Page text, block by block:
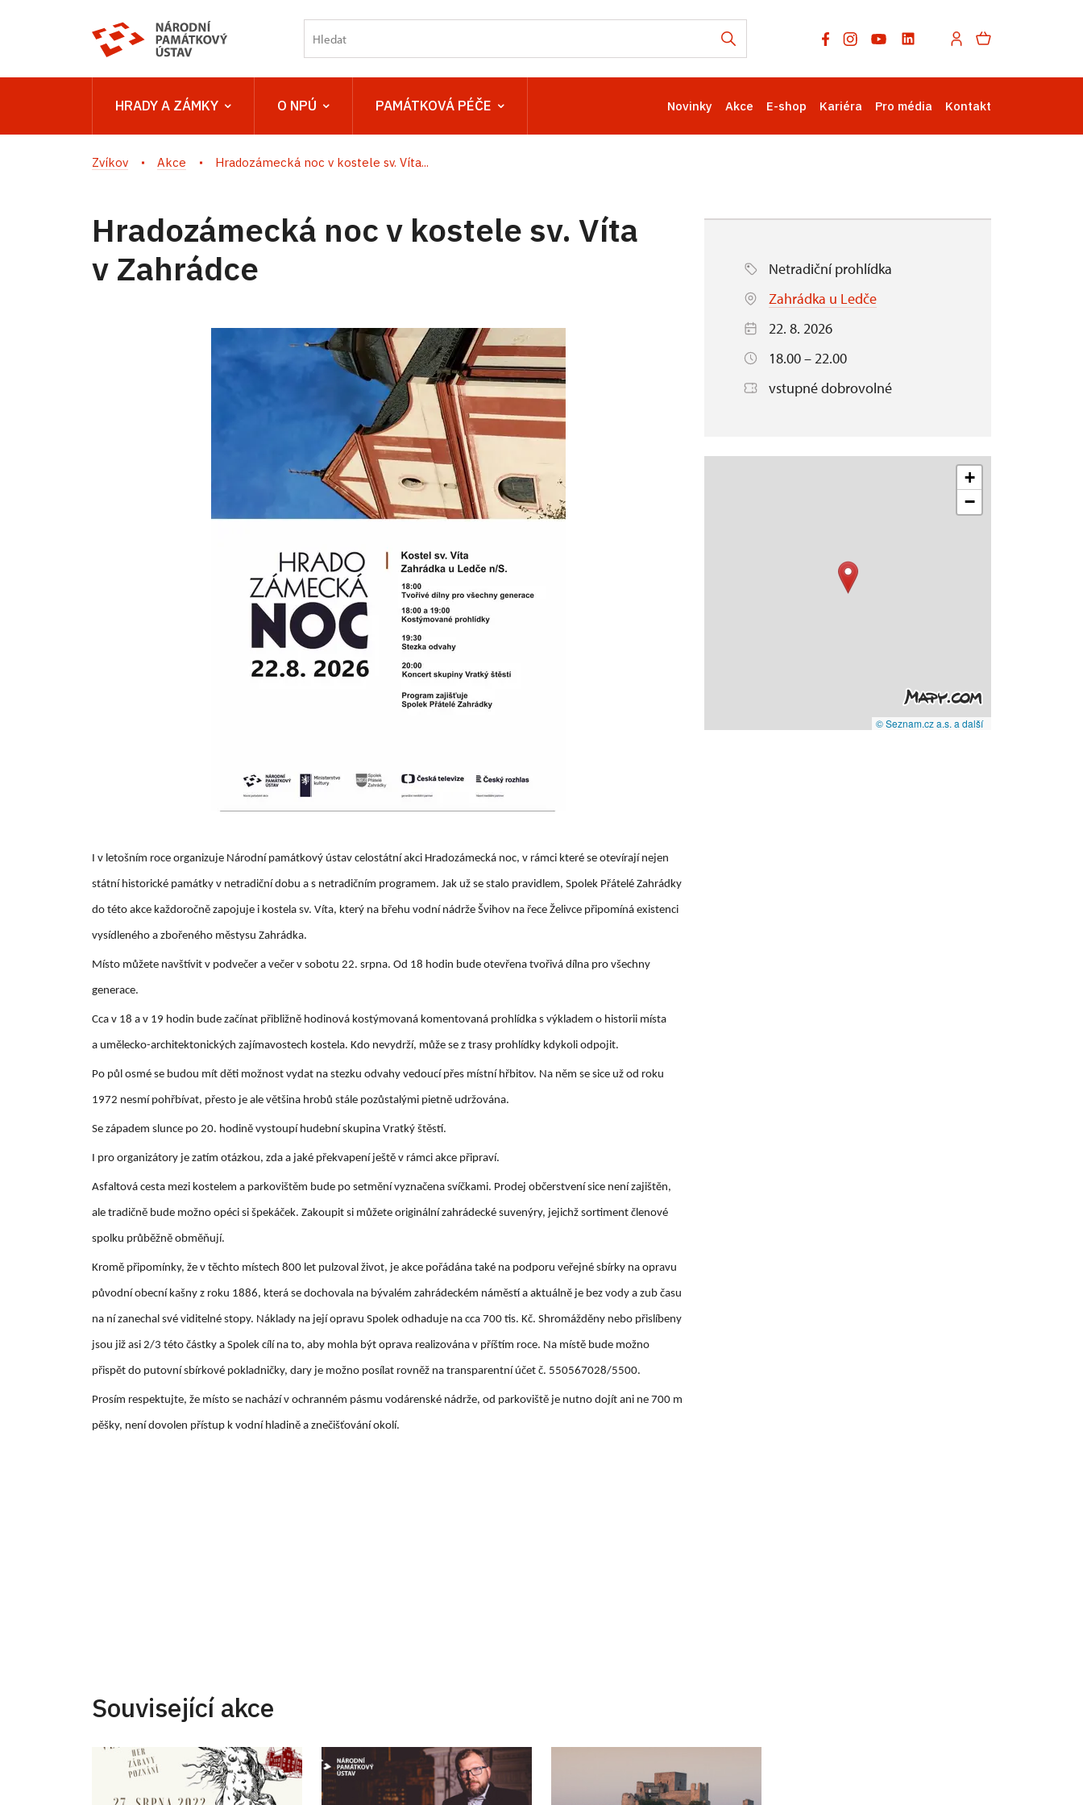
HRADY A ZÁMKY O NPÚ PAMÁTKOVÁ PÉČE Novinky Akce E-shop Kariéra Pro média Kontakt
Zvíkov Akce Hradozámecká noc v kostele sv. Víta...
Hradozámecká noc v kostele sv. Víta
v Zahrádce
I v letošním roce organizuje Národní památkový ústav celostátní akci Hradozámecká noc, v rámci které se otevírají nejen
státní historické památky v netradiční dobu a s netradičním programem. Jak už se stalo pravidlem, Spolek Přátelé Zahrádky
do této akce každoročně zapojuje i kostela sv. Víta, který na břehu vodní nádrže Švihov na řece Želivce připomíná existenci
vysídleného a zbořeného městysu Zahrádka.
Místo můžete navštívit v podvečer a večer v sobotu 22. srpna. Od 18 hodin bude otevřena tvořivá dílna pro všechny
generace.
Cca v 18 a v 19 hodin bude začínat přibližně hodinová kostýmovaná komentovaná prohlídka s výkladem o historii místa
a umělecko-architektonických zajímavostech kostela. Kdo nevydrží, může se z trasy prohlídky kdykoli odpojit.
Po půl osmé se budou mít děti možnost vydat na stezku odvahy vedoucí přes místní hřbitov. Na něm se sice už od roku
1972 nesmí pohřbívat, přesto je ale většina hrobů stále pozůstalými pietně udržována.
Se západem slunce po 20. hodině vystoupí hudební skupina Vratký štěstí.
I pro organizátory je zatím otázkou, zda a jaké překvapení ještě v rámci akce připraví.
Asfaltová cesta mezi kostelem a parkovištěm bude po setmění vyznačena svíčkami. Prodej občerstvení sice není zajištěn,
ale tradičně bude možno opéci si špekáček. Zakoupit si můžete originální zahrádecké suvenýry, jejichž sortiment členové
spolku průběžně obměňují.
Kromě připomínky, že v těchto místech 800 let pulzoval život, je akce pořádána také na podporu veřejné sbírky na opravu
původní obecní kašny z roku 1886, která se dochovala na bývalém zahrádeckém náměstí a aktuálně je bez vody a zub času
na ní zanechal své viditelné stopy. Náklady na její opravu Spolek odhaduje na cca 700 tis. Kč. Shromážděny nebo přislíbeny
jsou již asi 2/3 této částky a Spolek cílí na to, aby mohla být oprava realizována v příštím roce. Na místě bude možno
přispět do putovní sbírkové pokladničky, dary je možno posílat rovněž na transparentní účet č. 550567028/5500.
Prosím respektujte, že místo se nachází v ochranném pásmu vodárenské nádrže, od parkoviště je nutno dojít ani ne 700 m
pěšky, není dovolen přístup k vodní hladině a znečišťování okolí.
Netradiční prohlídka
Zahrádka u Ledče
22. 8. 2026
18.00 – 22.00
vstupné dobrovolné
+
−
© Seznam.cz a.s. a další
Související akce